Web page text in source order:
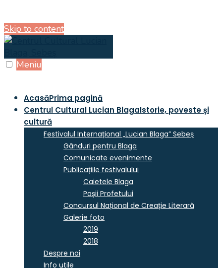
Skip to content
Meniu
AcasăPrima pagină
Centrul Cultural Lucian BlagaIstorie, poveste și
cultură
Festivalul Internațional „Lucian Blaga” Sebeș
Gânduri pentru Blaga
Comunicate evenimente
Publicațiile festivalului
Caietele Blaga
Pașii Profetului
Concursul Național de Creație Literară
Galerie foto
2019
2018
Despre noi
Info utile